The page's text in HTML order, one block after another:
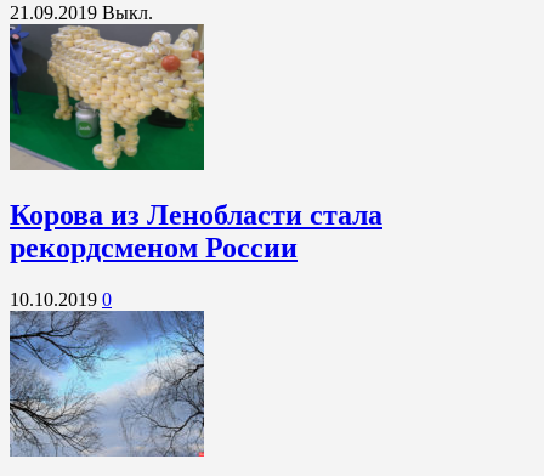
21.09.2019 Выкл.
Корова из Ленобласти стала
рекордсменом России
10.10.2019 0